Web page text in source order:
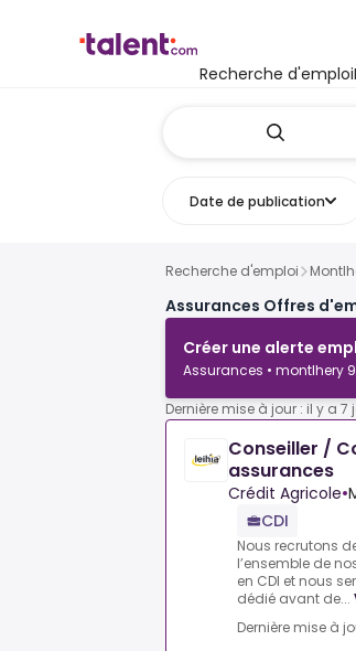
Recherche d'emploi
Date de publication
Recherche d'emploi
Assurances Offres
Créer une alerte
Assurances • montlhery
Dernière mise à jour : il y a 7
Conseiller /
assurances
Crédit Agricole•
CDI
Nous recrutons
l’ensemble de
en CDI et nous
dédié avant de...
Dernière mise à